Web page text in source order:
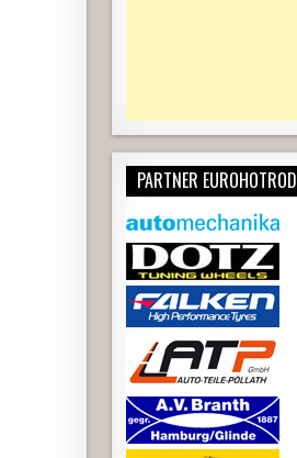
PARTNER EUROHOTROD